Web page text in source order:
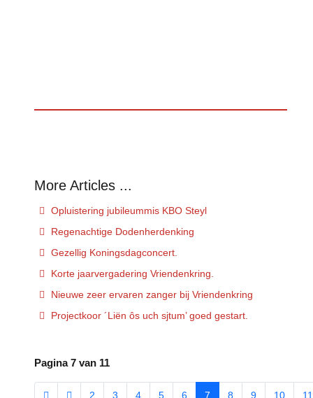
Opluistering jubileummis KBO Steyl
Regenachtige Dodenherdenking
Gezellig Koningsdagconcert.
Korte jaarvergadering Vriendenkring.
Nieuwe zeer ervaren zanger bij Vriendenkring
Projectkoor ´Liën ôs uch sjtum’ goed gestart.
Pagina 7 van 11
2 3 4 5 6 7 8 9 10 11